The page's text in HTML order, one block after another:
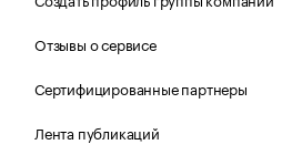
Отзывы о сервисе
Сертифицированные партнеры
Лента публикаций